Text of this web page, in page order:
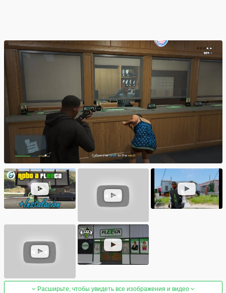
Расширьте, чтобы увидеть все изображения и видео